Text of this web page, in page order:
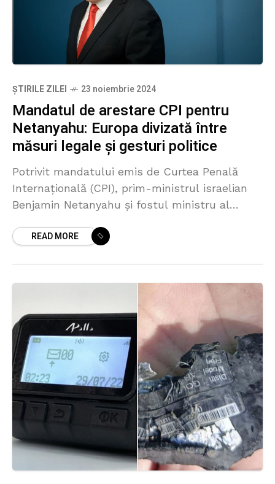
ȘTIRILE ZILEI 23 noiembrie 2024
Mandatul de arestare CPI pentru
Netanyahu: Europa divizată între
măsuri legale și gesturi politice
Potrivit mandatului emis de Curtea Penală
Internațională (CPI), prim-ministrul israelian
Benjamin Netanyahu și fostul ministru al
ar călători în oricare dintre cele
READ MORE